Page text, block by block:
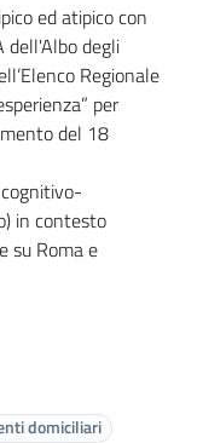
ed atipico con
dell'Albo degli
Regionale
per
del 18
in contesto
su Roma e
domiciliari